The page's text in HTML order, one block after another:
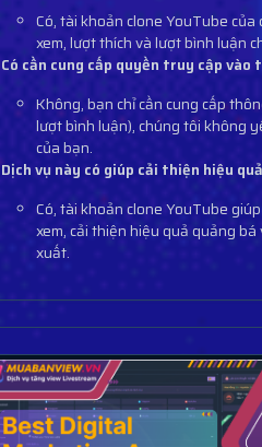
Có, tài khoản clone YouTube
xem, lượt thích và lượt bình luận
Có cần cung cấp quyền truy cập vào
Không, bạn chỉ cần cung cấp
lượt bình luận), chúng tôi không
của bạn.
Dịch vụ này có giúp cải thiện hiệu
Có, tài khoản clone YouTube
xem, cải thiện hiệu quả quảng
xuất.